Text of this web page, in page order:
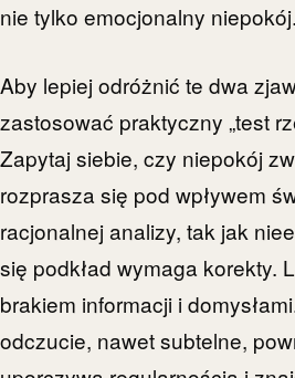
nie tylko emocjonalny niepokój.
Aby lepiej odróżnić te dwa
zastosować praktyczny „test
Zapytaj siebie, czy niepokój
rozprasza się pod wpływem
racjonalnej analizy, tak jak
się podkład wymaga korekty.
brakiem informacji i
odczucie, nawet subtelne,